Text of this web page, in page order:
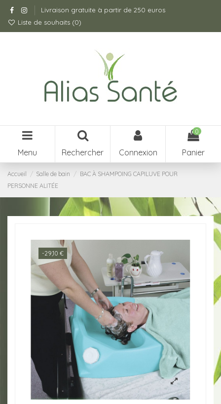
Livraison gratuite à partir de 250 euros
Liste de souhaits (0)
Menu Rechercher Connexion
0
Panier
Accueil Salle de bain
BAC À SHAMPOING CAPILUVE POUR
PERSONNE ALITÉE
-29,10 €